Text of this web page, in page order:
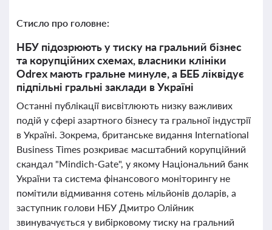
Стисло про головне:
НБУ підозрюють у тиску на гральний бізнес
та корупційних схемах, власники клініки
Odrex мають гральне минуле, а БЕБ ліквідує
підпільні гральні заклади в Україні
Останні публікації висвітлюють низку важливих
подій у сфері азартного бізнесу та гральної індустрії
в Україні. Зокрема, британське видання International
Business Times розкриває масштабний корупційний
скандал "Mindich-Gate", у якому Національний банк
України та система фінансового моніторингу не
помітили відмивання сотень мільйонів доларів, а
заступник голови НБУ Дмитро Олійник
звинувачується у вибірковому тиску на гральний